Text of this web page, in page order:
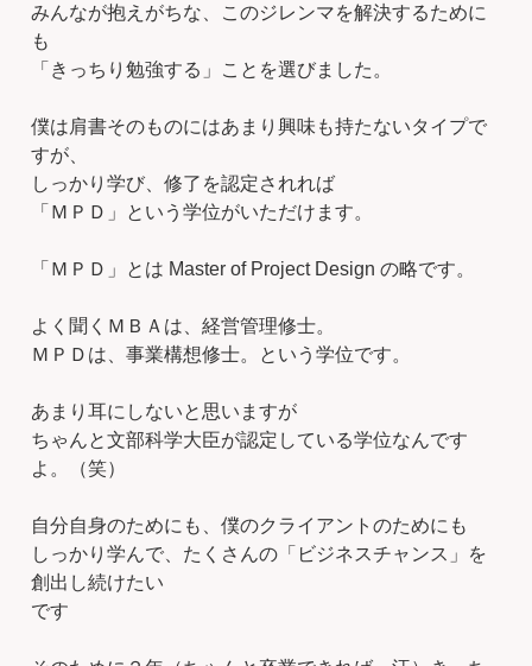
みんなが抱えがちな、このジレンマを解決するために
も
「きっちり勉強する」ことを選びました。
僕は肩書そのものにはあまり興味も持たないタイプで
すが、
しっかり学び、修了を認定されれば
「ＭＰＤ」という学位がいただけます。
「ＭＰＤ」とは Master of Project Design の略です。
よく聞くＭＢＡは、経営管理修士。
ＭＰＤは、事業構想修士。という学位です。
あまり耳にしないと思いますが
ちゃんと文部科学大臣が認定している学位なんです
よ。（笑）
自分自身のためにも、僕のクライアントのためにも
しっかり学んで、たくさんの「ビジネスチャンス」を
創出し続けたい
です